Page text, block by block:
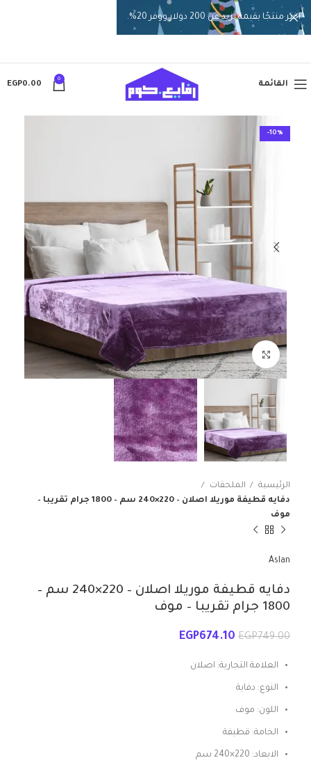
القائمة
0
EGP0.00
-10%
انقر للتكبير
الرئيسية
الملحقات
دفايه قطيفة موريلا اصلان – 220×240 سم – 1800 جرام تقريبا –
موف
Aslan
دفايه قطيفة موريلا اصلان – 220×240 سم –
1800 جرام تقريبا – موف
EGP749.00
EGP674.10
العلامة التجارية: اصلان
النوع: دفاية
اللون: موف
الخامة: قطيفة
الابعاد: 220×240 سم
اختر منتجًا بقيمة تزيد عن 200 دولار ووفر 20%.